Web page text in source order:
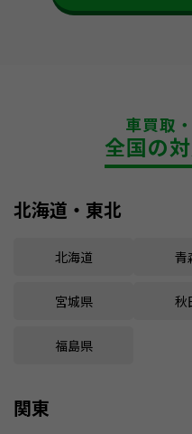
車買取
全国の
北海道・東北
北海道 青
宮城県 秋
福島県
関東